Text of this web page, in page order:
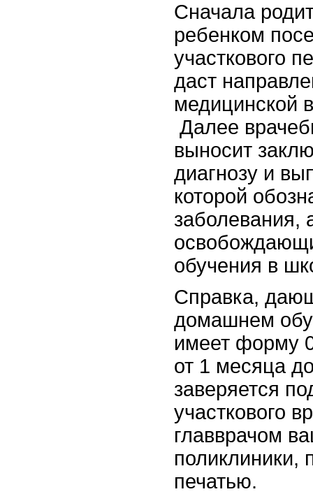
Сначала
ребенком
участкового
даст
медицинской
Далее
выносит
диагнозу и
которой
заболевания,
обучения в
Справка,
домашнем
имеет форму
от 1 месяца
заверяется
участкового
главврачом
поликлиники,
печатью.